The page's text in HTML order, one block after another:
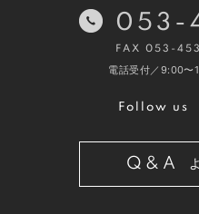
053-
FAX 053-
電話受付／9:00〜
Follow us
Q&A